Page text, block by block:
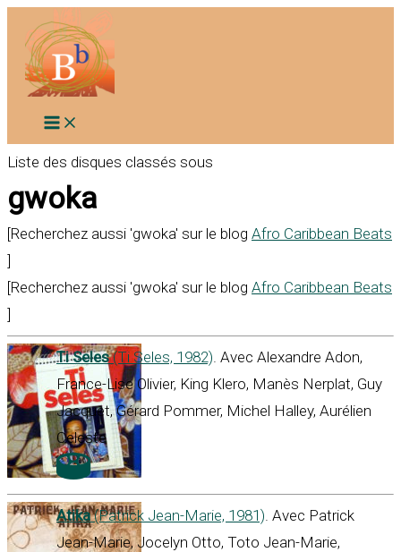
contenu
Liste des disques classés sous
gwoka
[Recherchez aussi 'gwoka' sur le blog Afro Caribbean Beats
]
[Recherchez aussi 'gwoka' sur le blog Afro Caribbean Beats
]
Ti Seles(Ti Seles, 1982). Avec Alexandre Adon,
France-Lise Olivier, King Klero, Manès Nerplat, Guy
Jacquet, Gérard Pommer, Michel Halley, Aurélien
Celeste
Atika(Patrick Jean-Marie, 1981). Avec Patrick
Jean-Marie, Jocelyn Otto, Toto Jean-Marie,